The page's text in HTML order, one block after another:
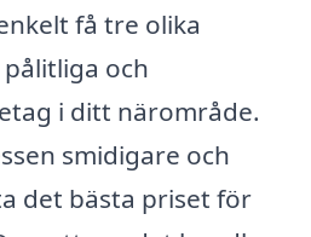
få tre olika
och
i ditt närområde.
smidigare och
det bästa priset för